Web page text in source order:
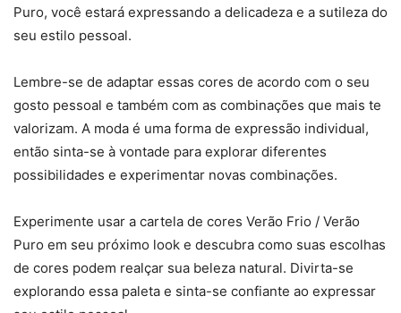
Puro, você estará expressando a delicadeza e a sutileza do
seu estilo pessoal.
Lembre-se de adaptar essas cores de acordo com o seu
gosto pessoal e também com as combinações que mais te
valorizam. A moda é uma forma de expressão individual,
então sinta-se à vontade para explorar diferentes
possibilidades e experimentar novas combinações.
Experimente usar a cartela de cores Verão Frio / Verão
Puro em seu próximo look e descubra como suas escolhas
de cores podem realçar sua beleza natural. Divirta-se
explorando essa paleta e sinta-se confiante ao expressar